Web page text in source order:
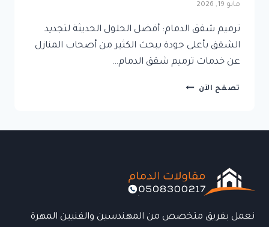
مايو 19, 2026
ترميم شقق الدمام: أفضل الحلول الحديثة لتجديد
الشقق بأعلى جودة يبحث الكثير من أصحاب المنازل
عن خدمات ترميم شقق الدمام…
تصفح الآن ترميم
الشقق
بأعلى
نعمل بفريق متخصص من المهندسين والفنيين المهرة